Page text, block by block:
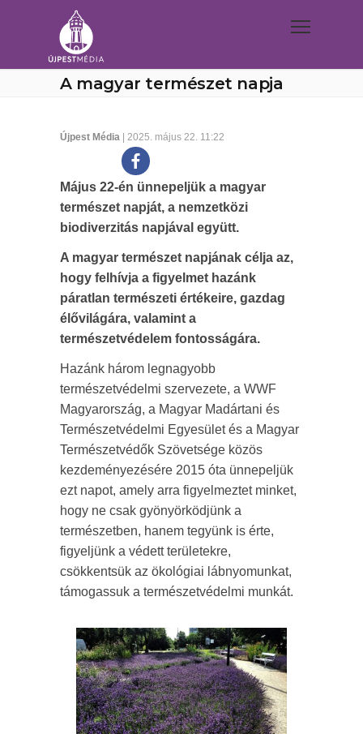
A magyar természet napja
Újpest Média | 2025. május 22. 11:22
Május 22-én ünnepeljük a magyar
természet napját, a nemzetközi
biodiverzitás napjával együtt.
A magyar természet napjának célja az,
hogy felhívja a figyelmet hazánk
páratlan természeti értékeire, gazdag
élővilágára, valamint a
természetvédelem fontosságára.
Hazánk három legnagyobb
természetvédelmi szervezete, a WWF
Magyarország, a Magyar Madártani és
Természetvédelmi Egyesület és a Magyar
Természetvédők Szövetsége közös
kezdeményezésére 2015 óta ünnepeljük
ezt napot, amely arra figyelmeztet minket,
hogy ne csak gyönyörködjünk a
természetben, hanem tegyünk is érte,
figyeljünk a védett területekre,
csökkentsük az ökológiai lábnyomunkat,
támogassuk a természetvédelmi munkát.